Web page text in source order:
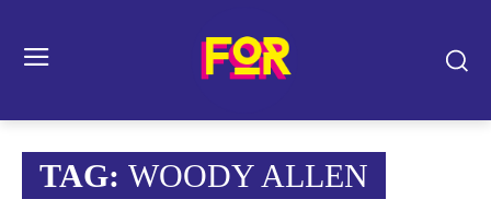
TAG: WOODY ALLEN